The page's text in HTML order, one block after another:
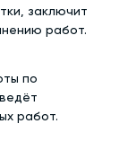
заключит
работ.
по
работ.